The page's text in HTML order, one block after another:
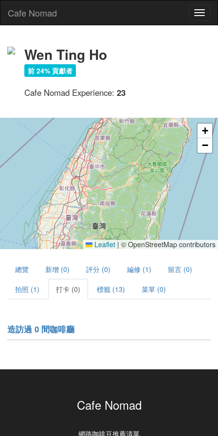
Cafe Nomad
Wen Ting Ho
前 24% 貢獻者
Cafe Nomad Experience: 23
+
−
Leaflet |© OpenStreetMap contributors
總覽 新增 (0) 評分 (0) 編修 (1) 留言 (0)
拍照 (1) 打卡 (0) 標籤 (13) 菜單 (0)
造訪過 0 間咖啡廳
Cafe Nomad
網路咖啡豆推薦清單